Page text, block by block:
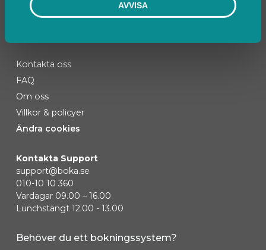
AVVISA
Kontakta oss
FAQ
Om oss
Villkor & policyer
Ändra cookies
Kontakta Support
support@boka.se
010-10 10 360
Vardagar 09.00 – 16.00
Lunchstängt 12.00 - 13.00
Behöver du ett bokningssystem?